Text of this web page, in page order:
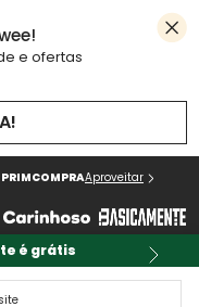
e ofertas
Aproveitar
é grátis